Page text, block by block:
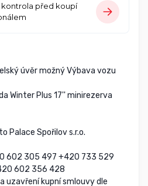
kontrola před koupí
úvěr možný Výbava vozu
Winter Plus 17'' minirezerva
Palace Spořilov s.r.o.
602 305 497 +420 733 529
602 356 428
uzavření kupní smlouvy dle